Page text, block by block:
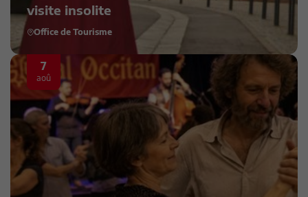
visite insolite
Office de Tourisme
7
aoû